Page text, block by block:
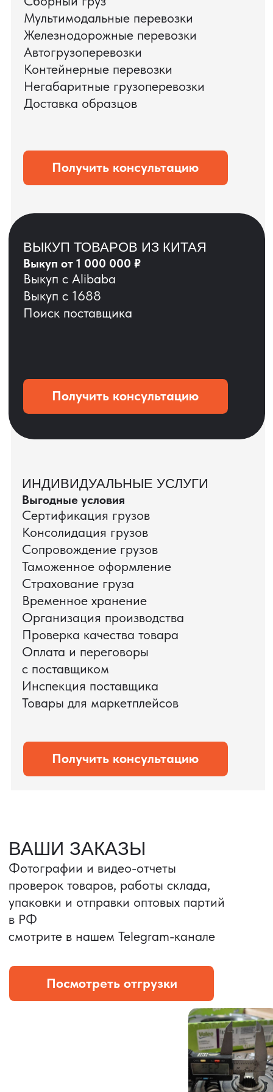
ДО ОПЛАТЫ
ОСТАВЬТЕ ЗАЯВКУ
Мы вернёмся с расчётом и фото после
технической проверки
Оставить заявку
КЕЙС ПАО «РОСТЕЛЕКОМ»
ПАО «Ростелеком» доверяет нам полный
цикл международных поставок — от
поиска и проверки поставщиков до
доставки оборудования.
Мы обеспечили полный цикл работ:
проверку продукции, логистику,
таможенное оформление и контроль
сроков. В результате все товары были
доставлены точно в срок и без
дополнительных рисков.
PRO TORG — проверенный партнёр по
международной логистике для ведущих
федеральных компаний.
Оставить заявку
Портативные колонки
Условия: Тираж 3100 шт.
Колонка с шнуром
зарядным, без коробки
и ложемента (эвы).
Магнитная зарядка 3в1.
15w.
Комплект: устройство +
провод Type C.
КОНТРОЛЬ КАЧЕСТВА
Проверка по ТЗ включает: